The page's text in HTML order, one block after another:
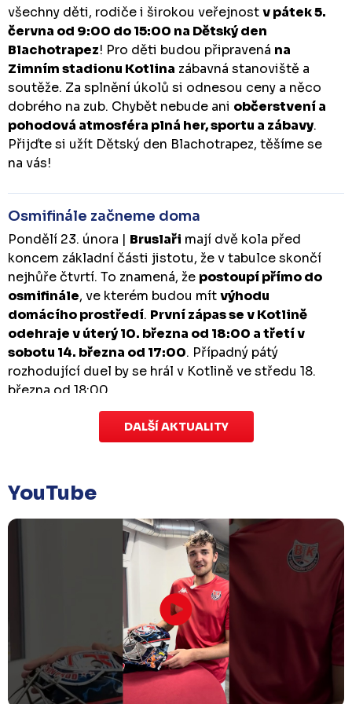
všechny děti, rodiče i širokou veřejnostv pátek 5.
června od 9:00 do 15:00 na Dětský den
Blachotrapez! Pro děti budou připravená na
Zimním stadionu Kotlina zábavná stanoviště a
soutěže. Za splnění úkolů si odnesou ceny a něco
dobrého na zub. Chybět nebude ani občerstvení a
pohodová atmosféra plná her, sportu a zábavy.
Přijďte si užít Dětský den Blachotrapez, těšíme se
na vás!
Osmifinále začneme doma
Pondělí 23. února | Bruslaři mají dvě kola před
koncem základní části jistotu, že v tabulce skončí
nejhůře čtvrtí. To znamená, že postoupí přímo do
osmifinále, ve kterém budou mítvýhodu
domácího prostředí. První zápas se v Kotlině
odehraje v úterý 10. března od 18:00 a třetí v
sobotu 14. března od 17:00. Případný pátý
rozhodující duel by se hrál v Kotlině ve středu 18.
března od 18:00.
Zápas dorostu je odložen
které se mělo odehrát v pátek 30. ledna ve 14:15,
odloženo!Odehraje se v náhradním termínu, o
kterém se bude jednat.
Náhradní termín 32. kola
Utkání 32. kola v Písku
mělo původně odehrát 31. ledna, bylo z důvodu
odloženo. Kluby se domluvily na
náhradním termínu, Bruslaři se s Pískem utkají
venkuv pondělí 16. února od 18:00.
DALŠÍ AKTUALITY
YouTube